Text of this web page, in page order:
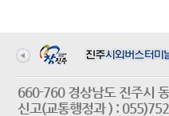
660-760 경상남도 진
신고(교통행정과 ) :